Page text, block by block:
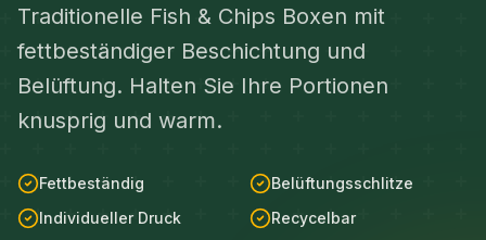
Traditionelle Fish & Chips Boxen mit
fettbeständiger Beschichtung und
Belüftung. Halten Sie Ihre Portionen
knusprig und warm.
Fettbeständig
Belüftungsschlitze
Individueller Druck
Recycelbar